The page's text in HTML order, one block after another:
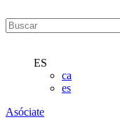
ES
ca
es
Asóciate